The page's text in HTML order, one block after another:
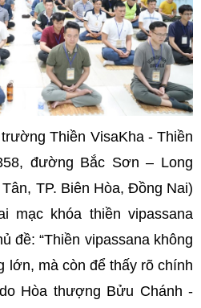
Thiền VisaKha - Thiền
đường Bắc Sơn – Long
TP. Biên Hòa, Đồng Nai)
mạc khóa thiền vipassana
đề: “Thiền vipassana không
lớn, mà còn để thấy rõ chính
Hòa thượng Bửu Chánh -